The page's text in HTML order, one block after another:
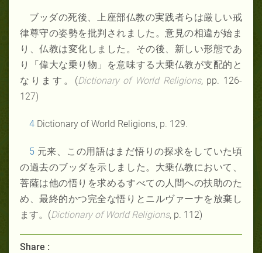
ブッダの死後、上座部仏教の実践者らは厳しい戒
律尊守の姿勢を批判されました。意見の相違が始ま
り、仏教は変化しました。その後、新しい形態であ
り「偉大な乗り物」を意味する大乗仏教が支配的と
なります。(Dictionary of World Religions, pp. 126-
127)
4 Dictionary of World Religions, p. 129.
5 元来、この用語はまだ悟りの探求をしていた頃
の過去のブッダを示しました。大乗仏教において、
菩薩は他の悟りを求めるすべての人間への扶助のた
め、最終的かつ完全な悟りとニルヴァーナを放棄し
ます。(Dictionary of World Religions, p. 112)
Share :